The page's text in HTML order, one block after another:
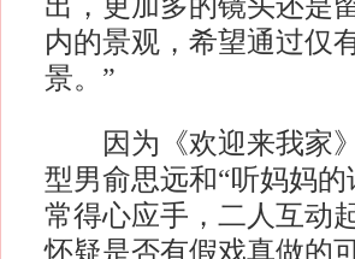
内的景观，希望通过仅
景。”
因为《欢迎来我家》
型男俞思远和“听妈妈
常得心应手，二人互动
怀疑是否有假戏真做的